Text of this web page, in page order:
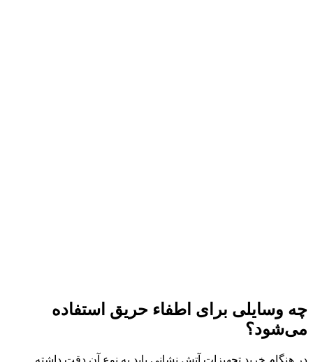
چه وسایلی برای اطفاء حریق استفاده
می‌شود؟